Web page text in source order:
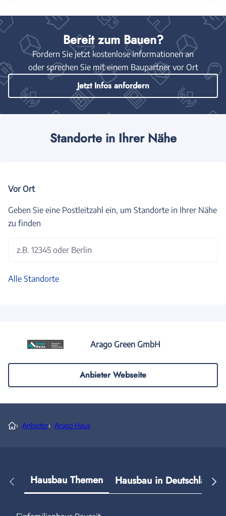
Bereit zum Bauen?
Fordern Sie jetzt kostenlose Informationen an
oder sprechen Sie mit einem Baupartner vor Ort
Jetzt Infos anfordern
Standorte in Ihrer Nähe
Vor Ort
Geben Sie eine Postleitzahl ein, um Standorte in Ihrer Nähe
zu finden
z.B. 12345 oder Berlin
Alle Standorte
Arago Green GmbH
Anbieter Webseite
› Anbieter› Arago Haus
Hausbau Themen Hausbau in Deutschland